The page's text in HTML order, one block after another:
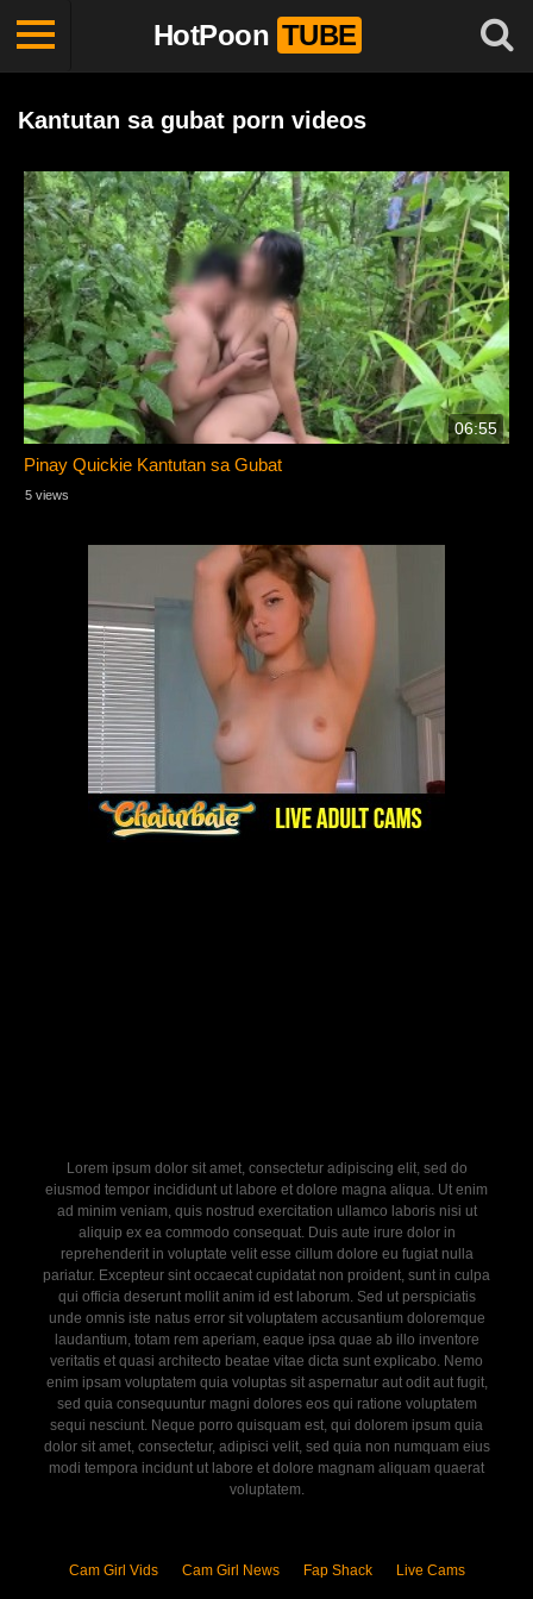
HotPoon TUBE
Kantutan sa gubat porn videos
06:55
Pinay Quickie Kantutan sa Gubat
5 views
Lorem ipsum dolor sit amet, consectetur adipiscing elit, sed do
eiusmod tempor incididunt ut labore et dolore magna aliqua. Ut enim
ad minim veniam, quis nostrud exercitation ullamco laboris nisi ut
aliquip ex ea commodo consequat. Duis aute irure dolor in
reprehenderit in voluptate velit esse cillum dolore eu fugiat nulla
pariatur. Excepteur sint occaecat cupidatat non proident, sunt in culpa
qui officia deserunt mollit anim id est laborum. Sed ut perspiciatis
unde omnis iste natus error sit voluptatem accusantium doloremque
laudantium, totam rem aperiam, eaque ipsa quae ab illo inventore
veritatis et quasi architecto beatae vitae dicta sunt explicabo. Nemo
enim ipsam voluptatem quia voluptas sit aspernatur aut odit aut fugit,
sed quia consequuntur magni dolores eos qui ratione voluptatem
sequi nesciunt. Neque porro quisquam est, qui dolorem ipsum quia
dolor sit amet, consectetur, adipisci velit, sed quia non numquam eius
modi tempora incidunt ut labore et dolore magnam aliquam quaerat
voluptatem.
Cam Girl Vids Cam Girl News Fap Shack Live Cams